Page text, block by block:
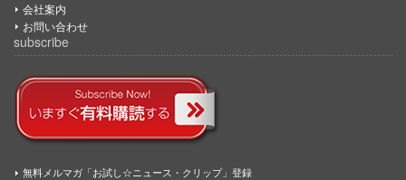
会社案内
お問い合わせ
subscribe
無料メルマガ「お試し☆ニュース・クリップ」登録